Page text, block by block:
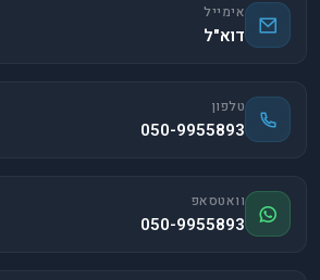
אימייל
דוא"ל
טלפון
050-9955893
וואטסאפ
050-9955893